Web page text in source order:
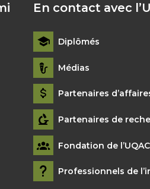
En contact avec
Diplômés
Médias
Partenaires
Partenaires de
Fondation de l’UQAC
Professionnels de